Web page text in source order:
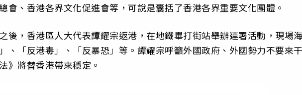
會、香港各界文化促進會等，可說是囊括了香港各界重要文化團體。
後，香港區人大代表譚耀宗返港，在地鐵畢打街站舉辦連署活動，現場
、「反港毒」、「反暴恐」等。譚耀宗呼籲外國政府、外國勢力不要來
》將替香港帶來穩定。